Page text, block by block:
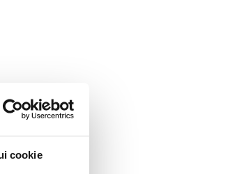
cookie